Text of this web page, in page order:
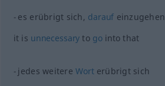
es erübrigt sich, darauf einzugehen
it is unnecessary to gointo that
jedes weitereWorterübrigt sich